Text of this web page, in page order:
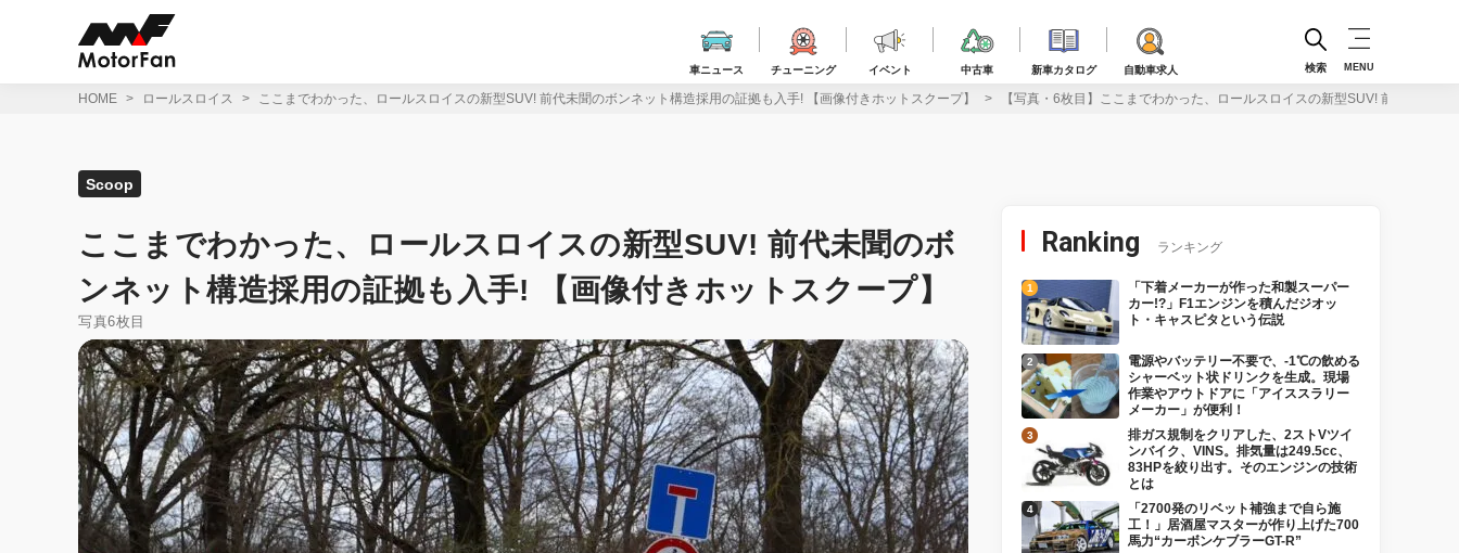
車ニュース チューニング イベント 中古車 新車カタログ 自動車求人 検索 MENU
HOME ロールスロイス ここまでわかった、ロールスロイスの新型SUV! 前代未聞のボンネット構造採用の証拠も入手! 【画像付きホットスクープ】 【写真・6枚目】ここまでわかった、ロールスロイスの新型SUV! 前代未聞
Scoop
ここまでわかった、ロールスロイスの新型SUV! 前代未聞のボ
ンネット構造採用の証拠も入手! 【画像付きホットスクープ】
写真6枚目
Ranking ランキング
「下着メーカーが作った和製スーパー
カー!?」F1エンジンを積んだジオッ
ト・キャスピタという伝説
電源やバッテリー不要で、-1℃の飲める
シャーベット状ドリンクを生成。現場
作業やアウトドアに「アイススラリー
メーカー」が便利！
排ガス規制をクリアした、2ストVツイ
ンバイク、VINS。排気量は249.5cc、
83HPを絞り出す。そのエンジンの技術
とは
「2700発のリベット補強まで自ら施
工！」居酒屋マスターが作り上げた700
馬力“カーボンケブラーGT-R”